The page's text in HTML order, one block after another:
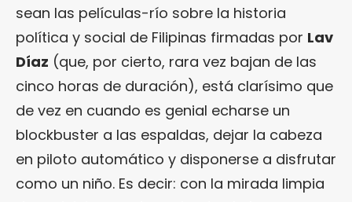
sean las películas-río sobre la historia
política y social de Filipinas firmadas por Lav
Díaz (que, por cierto, rara vez bajan de las
cinco horas de duración), está clarísimo que
de vez en cuando es genial echarse un
blockbuster a las espaldas, dejar la cabeza
en piloto automático y disponerse a disfrutar
como un niño. Es decir: con la mirada limpia